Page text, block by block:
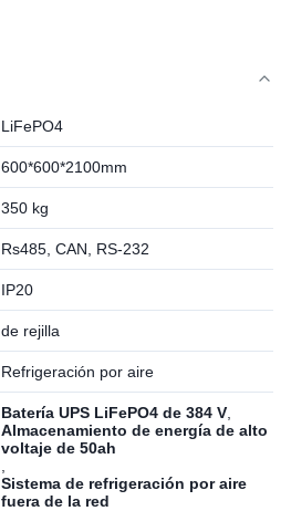
LiFePO4
600*600*2100mm
350 kg
Rs485, CAN, RS-232
IP20
de rejilla
Refrigeración por aire
Batería UPS LiFePO4 de 384 V
Almacenamiento de energía de alto
voltaje de 50ah
Sistema de refrigeración por aire
fuera de la red